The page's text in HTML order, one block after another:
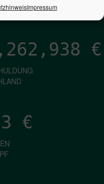
Impressum
€
€